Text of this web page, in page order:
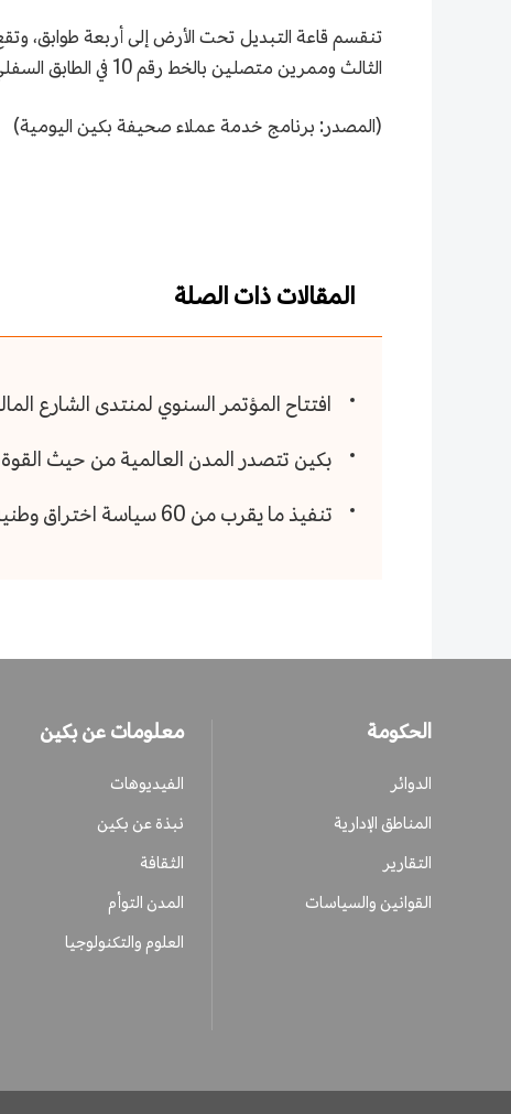
الثالث وممرين متصلين بالخط رقم 10 في الطابق السفلي الرابع.
(المصدر: برنامج خدمة عملاء صحيفة بكين اليومية)
المقالات ذات الصلة
افتتاح المؤتمر السنوي لمنتدى الشارع المالي لعام 2024 في
بكين تتصدر المدن العالمية من حيث
تنفيذ ما يقرب من 60 سياسة اختراق وطنية في بكين منذ إنشاء "المنطقتين"
الحكومة
الدوائر
المناطق الإدارية
التقارير
القوانين والسياسات
معلومات عن بكين
الفيديوهات
نبذة عن بكين
الثقافة
المدن التوأم
العلوم والتكنولوجيا